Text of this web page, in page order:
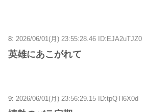
8: 2026/06/01(月) 23:55:28.46 ID:EJA2uTJZ0
英雄にあこがれて
9: 2026/06/01(月) 23:56:29.15 ID:tpQTl6X0d